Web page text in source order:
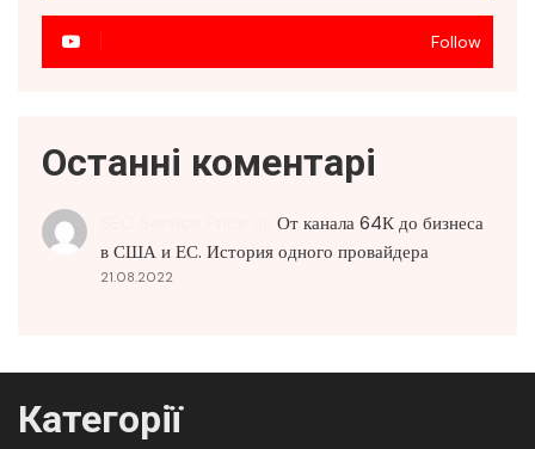
Follow
Останні коментарі
От канала 64К до бизнеса
в США и ЕС. История одного провайдера
21.08.2022
Категорії